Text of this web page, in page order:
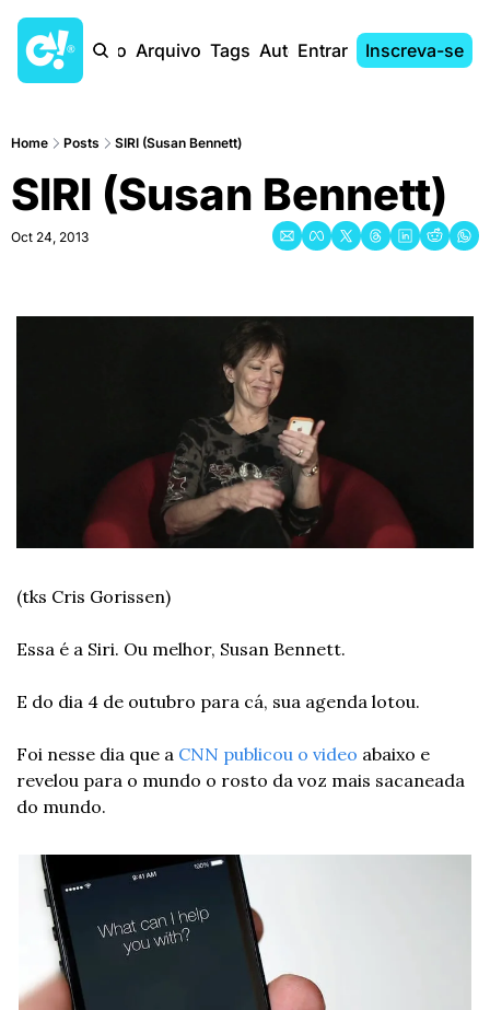
Início Arquivo Tags AutoresEntrar Inscreva-se
Home Posts SIRI (Susan Bennett)
SIRI (Susan Bennett)
Oct 24, 2013
(tks Cris Gorissen)
Essa é a Siri. Ou melhor, Susan Bennett.
E do dia 4 de outubro para cá, sua agenda lotou.
Foi nesse dia que a CNN publicou o video abaixo e
revelou para o mundo o rosto da voz mais sacaneada
do mundo.